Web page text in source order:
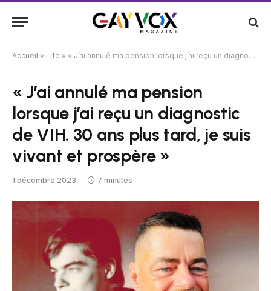
Accueil » Life » « J’ai annulé ma pension lorsque j’ai reçu un diagnostic de VIH. 30 ans plus tard, je suis vivant et prospère »
« J’ai annulé ma pension
lorsque j’ai reçu un diagnostic
de VIH. 30 ans plus tard, je suis
vivant et prospère »
1 décembre 2023 7 minutes